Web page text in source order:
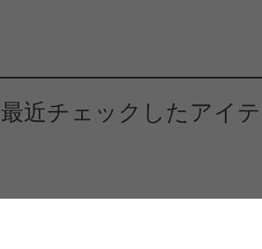
最近チェックしたアイ